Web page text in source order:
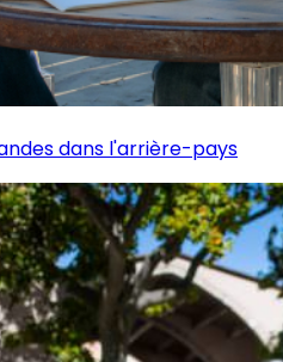
dans l'arrière-pays